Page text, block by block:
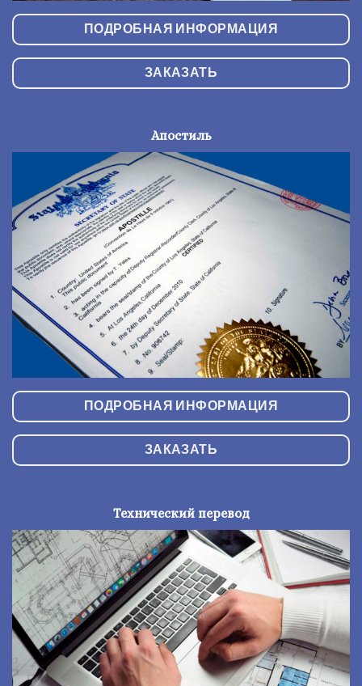
ПОДРОБНАЯ ИНФОРМАЦИЯ
ЗАКАЗАТЬ
Апостиль
ПОДРОБНАЯ ИНФОРМАЦИЯ
ЗАКАЗАТЬ
Технический перевод